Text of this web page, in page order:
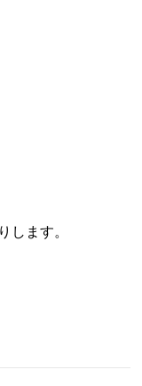
します。